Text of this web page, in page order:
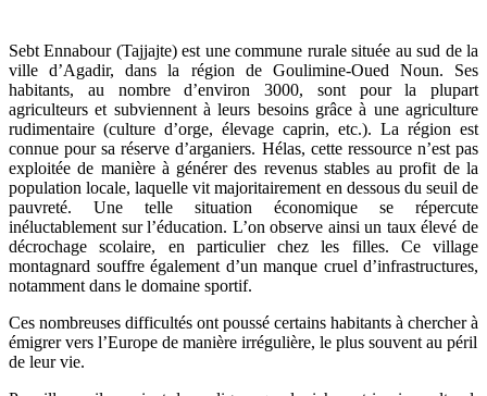
Sebt Ennabour (Tajjajte) est une commune rurale située au sud de la
ville d’Agadir, dans la région de Goulimine-Oued Noun. Ses
habitants, au nombre d’environ 3000, sont pour la plupart
agriculteurs et subviennent à leurs besoins grâce à une agriculture
rudimentaire (culture d’orge, élevage caprin, etc.). La région est
connue pour sa réserve d’arganiers. Hélas, cette ressource n’est pas
exploitée de manière à générer des revenus stables au profit de la
population locale, laquelle vit majoritairement en dessous du seuil de
pauvreté. Une telle situation économique se répercute
inéluctablement sur l’éducation. L’on observe ainsi un taux élevé de
décrochage scolaire, en particulier chez les filles. Ce village
montagnard souffre également d’un manque cruel d’infrastructures,
notamment dans le domaine sportif.
Ces nombreuses difficultés ont poussé certains habitants à chercher à
émigrer vers l’Europe de manière irrégulière, le plus souvent au péril
de leur vie.